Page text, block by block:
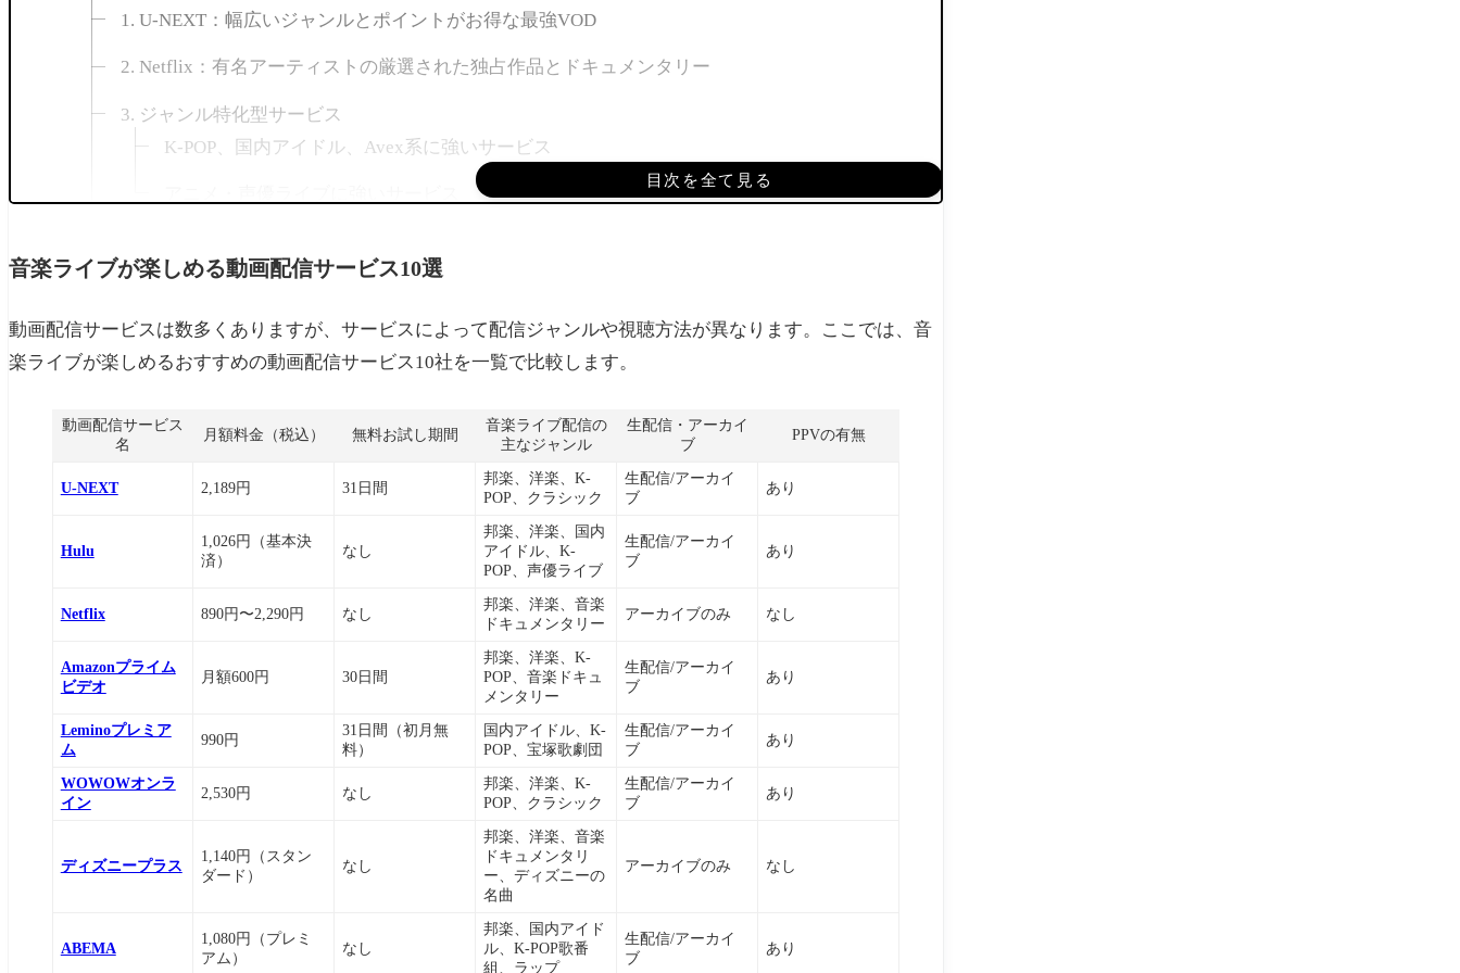
目次を全て見る
1. U-NEXT：幅広いジャンルとポイントがお得な最強VOD
2. Netflix：有名アーティストの厳選された独占作品とドキュメンタリー
3. ジャンル特化型サービス
K-POP、国内アイドル、Avex系に強いサービス
登録していなくても検索できる？
効率よく調べるコツ
音楽ライブ動画配信サービスを選ぶ際の重要ポイント
1. 好みのジャンルが配信されているか確認する
2. ライブ配信やPPVに対応しているか確認する
3. 無料お試し期間を活用する
音楽ライブが楽しめる動画配信サービス10選
動画配信サービスは数多くありますが、サービスによって配信ジャンルや視聴方法が異なります。ここでは、音
楽ライブが楽しめるおすすめの動画配信サービス10社を一覧で比較します。
動画配信サービス
名
月額料金（税込） 無料お試し期間
音楽ライブ配信の
主なジャンル
生配信・アーカイ
ブ
PPVの有無
U-NEXT 2,189円 31日間
邦楽、洋楽、K-
POP、クラシック
生配信/アーカイ
ブ
あり
Hulu
1,026円（基本決
済）
なし
邦楽、洋楽、国内
アイドル、K-
POP、声優ライブ
生配信/アーカイ
ブ
あり
Netflix 890円〜2,290円 なし
邦楽、洋楽、音楽
ドキュメンタリー
アーカイブのみ なし
Amazonプライム
ビデオ
月額600円 30日間
邦楽、洋楽、K-
POP、音楽ドキュ
メンタリー
生配信/アーカイ
ブ
あり
Leminoプレミア
ム
990円
31日間（初月無
料）
国内アイドル、K-
POP、宝塚歌劇団
生配信/アーカイ
ブ
あり
WOWOWオンラ
イン
2,530円 なし
邦楽、洋楽、K-
POP、クラシック
生配信/アーカイ
ブ
あり
ディズニープラス
1,140円（スタン
ダード）
なし
邦楽、洋楽、音楽
ドキュメンタリ
ー、ディズニーの
名曲
アーカイブのみ なし
ABEMA
1,080円（プレミ
アム）
なし
邦楽、国内アイド
ル、K-POP歌番
組、ラップ
生配信/アーカイ
ブ
あり